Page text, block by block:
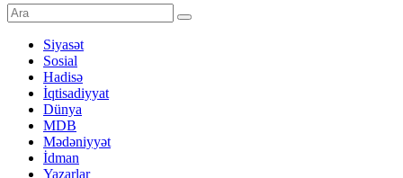
Siyasət
Sosial
Hadisə
İqtisadiyyat
Dünya
MDB
Mədəniyyət
İdman
Yazarlar